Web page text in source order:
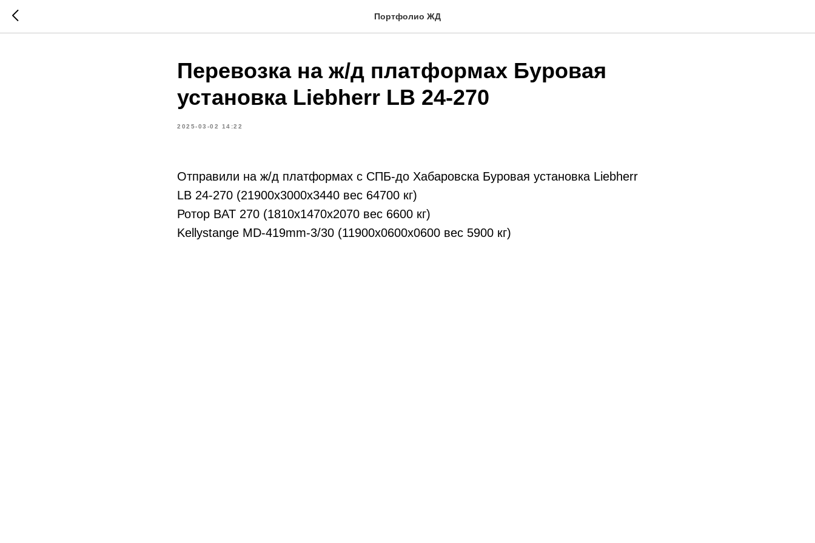
Портфолио ЖД
Перевозка на ж/д платформах Буровая
установка Liebherr LB 24-270
2025-03-02 14:22
Отправили на ж/д платформах с СПБ-до Хабаровска Буровая установка Liebherr
LB 24-270 (21900х3000х3440 вес 64700 кг)
Ротор BAT 270 (1810х1470х2070 вес 6600 кг)
Kellystange MD-419mm-3/30 (11900х0600х0600 вес 5900 кг)